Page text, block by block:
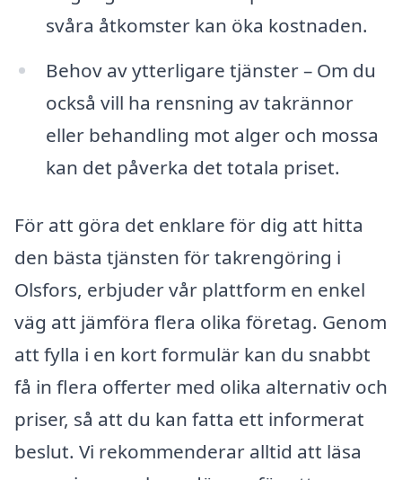
svåra åtkomster kan öka kostnaden.
Behov av ytterligare tjänster – Om du
också vill ha rensning av takrännor
eller behandling mot alger och mossa
kan det påverka det totala priset.
För att göra det enklare för dig att hitta
den bästa tjänsten för takrengöring i
Olsfors, erbjuder vår plattform en enkel
väg att jämföra flera olika företag. Genom
att fylla i en kort formulär kan du snabbt
få in flera offerter med olika alternativ och
priser, så att du kan fatta ett informerat
beslut. Vi rekommenderar alltid att läsa